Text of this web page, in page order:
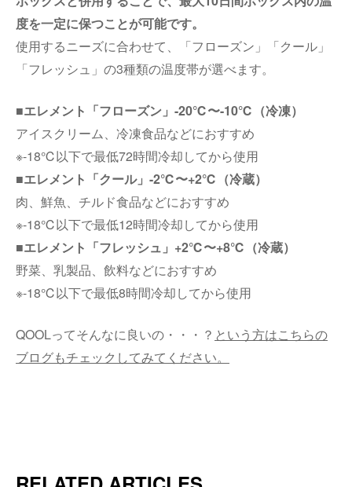
度を一定に保つことが可能です。
使用するニーズに合わせて、「フローズン」「クール」
「フレッシュ」の3種類の温度帯が選べます。
■エレメント「フローズン」-20℃〜-10℃（冷凍）
アイスクリーム、冷凍食品などにおすすめ
※-18℃以下で最低72時間冷却してから使用
■エレメント「クール」-2℃〜+2℃（冷蔵）
肉、鮮魚、チルド食品などにおすすめ
※-18℃以下で最低12時間冷却してから使用
■エレメント「フレッシュ」+2℃〜+8℃（冷蔵）
野菜、乳製品、飲料などにおすすめ
※-18℃以下で最低8時間冷却してから使用
QOOLってそんなに良いの・・・？ という方はこちらの
ブログもチェックしてみてください。